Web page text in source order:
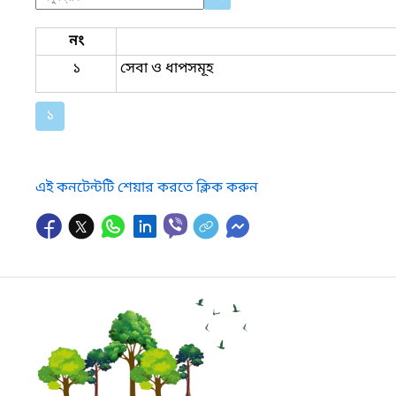
নং
১
সেবা ও ধাপসমূহ
১
এই কনটেন্টটি শেয়ার করতে ক্লিক করুন